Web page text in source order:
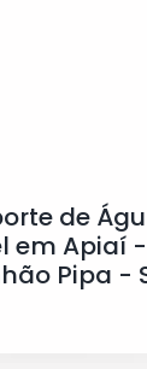
de
em Apiaí -
Pipa -